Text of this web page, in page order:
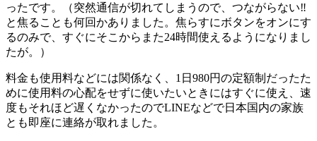
ったです。（突然通信が切れてしまうので、つながらない‼
と焦ることも何回かありました。焦らすにボタンをオンにす
るのみで、すぐにそこからまた24時間使えるようになりまし
たが。）
料金も使用料などには関係なく、1日980円の定額制だったた
めに使用料の心配をせずに使いたいときにはすぐに使え、速
度もそれほど遅くなかったのでLINEなどで日本国内の家族
とも即座に連絡が取れました。